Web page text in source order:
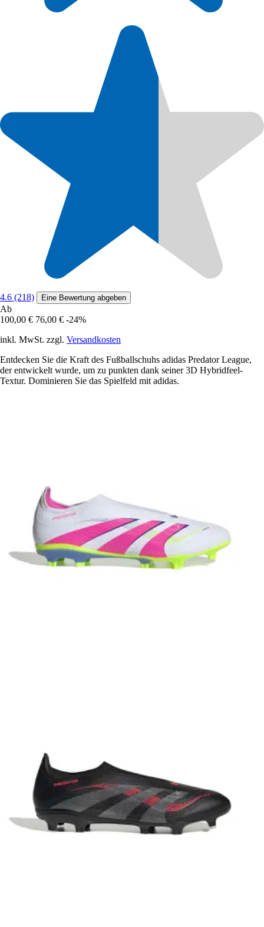
4.6 (218) Eine Bewertung abgeben
Ab
100,00 € 76,00 € -24%
inkl. MwSt. zzgl. Versandkosten
Entdecken Sie die Kraft des Fußballschuhs adidas Predator League,
der entwickelt wurde, um zu punkten dank seiner 3D Hybridfeel-
Textur. Dominieren Sie das Spielfeld mit adidas.